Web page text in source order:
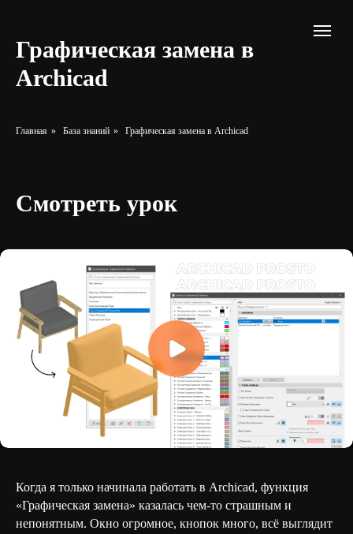
Графическая замена в
Archicad
Главная » База знаний » Графическая замена в Archicad
Смотреть урок
Когда я только начинала работать в Archicad, функция
«Графическая замена» казалась чем-то страшным и
непонятным. Окно огромное, кнопок много, всё выглядит